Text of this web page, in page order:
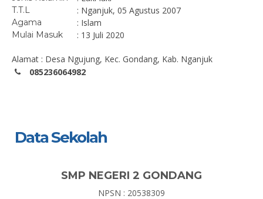
T.T.L : Nganjuk, 05 Agustus 2007
Agama : Islam
Mulai Masuk : 13 Juli 2020
Alamat : Desa Ngujung, Kec. Gondang, Kab. Nganjuk
085236064982
Data Sekolah
SMP NEGERI 2 GONDANG
NPSN : 20538309